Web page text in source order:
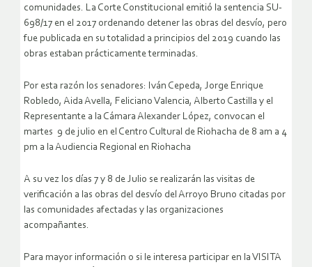
comunidades. La Corte Constitucional emitió la sentencia SU-
698/17 en el 2017 ordenando detener las obras del desvío, pero
fue publicada en su totalidad a principios del 2019 cuando las
obras estaban prácticamente terminadas.
Por esta razón los senadores: Iván Cepeda, Jorge Enrique
Robledo, Aida Avella, Feliciano Valencia, Alberto Castilla y el
Representante a la Cámara Alexander López, convocan el
martes 9 de julio en el Centro Cultural de Riohacha de 8 am a 4
pm a la Audiencia Regional en Riohacha
A su vez los días 7 y 8 de Julio se realizarán las visitas de
verificación a las obras del desvío del Arroyo Bruno citadas por
las comunidades afectadas y las organizaciones
acompañantes.
Para mayor información o si le interesa participar en la VISITA